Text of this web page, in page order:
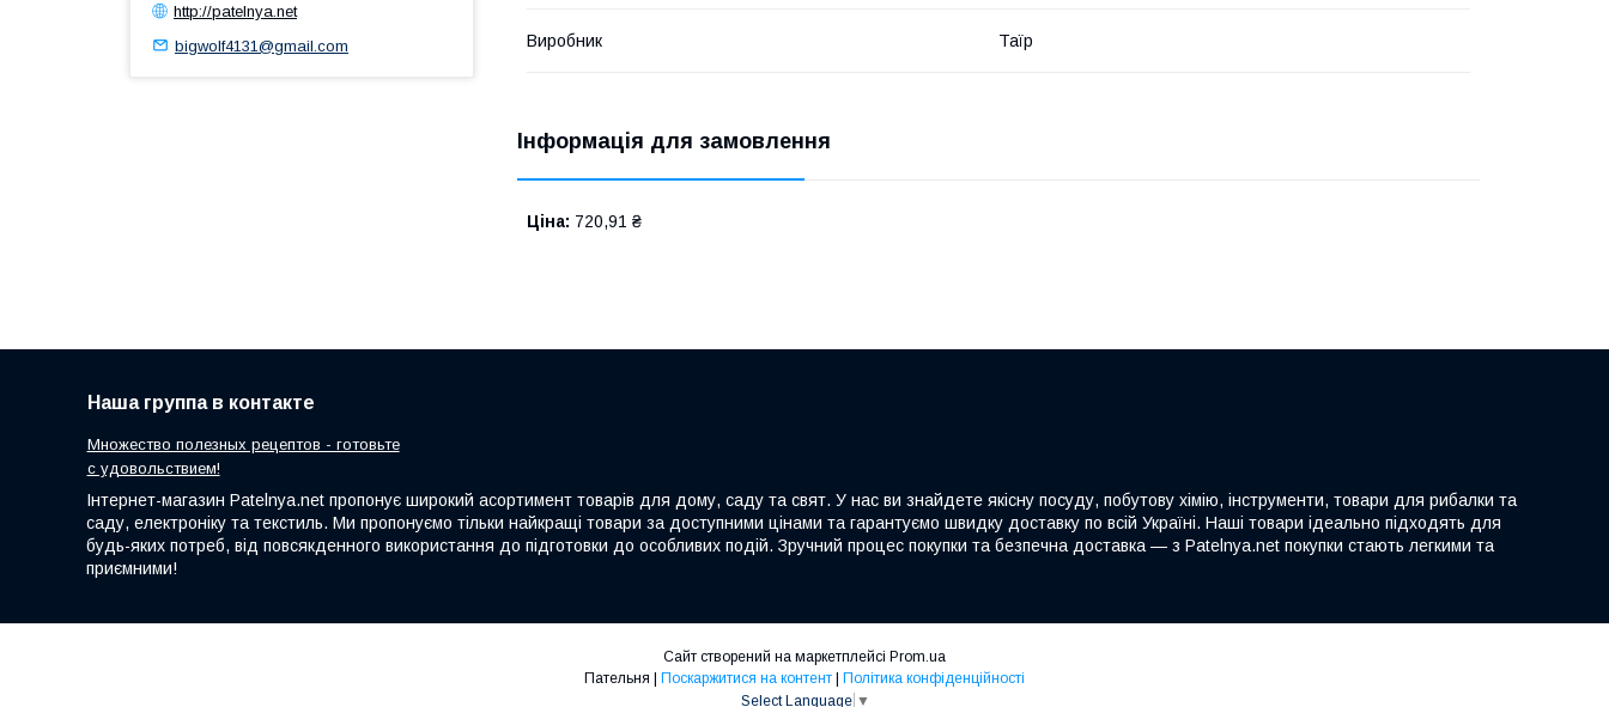
Виробник Таїр
Інформація для замовлення
Ціна: 720,91 ₴
http://patelnya.net
bigwolf4131@gmail.com
Наша группа в контакте
Множество полезных рецептов - готовьте
с удовольствием!
Інтернет-магазин Patelnya.net пропонує широкий асортимент товарів для дому, саду та свят. У нас ви знайдете якісну посуду, побутову хімію, інструменти, товари для рибалки та
саду, електроніку та текстиль. Ми пропонуємо тільки найкращі товари за доступними цінами та гарантуємо швидку доставку по всій Україні. Наші товари ідеально підходять для
будь-яких потреб, від повсякденного використання до підготовки до особливих подій. Зручний процес покупки та безпечна доставка — з Patelnya.net покупки стають легкими та
приємними!
Сайт створений на маркетплейсі Prom.ua
Пательня | Поскаржитися на контент | Політика конфіденційності
Select Language ▼